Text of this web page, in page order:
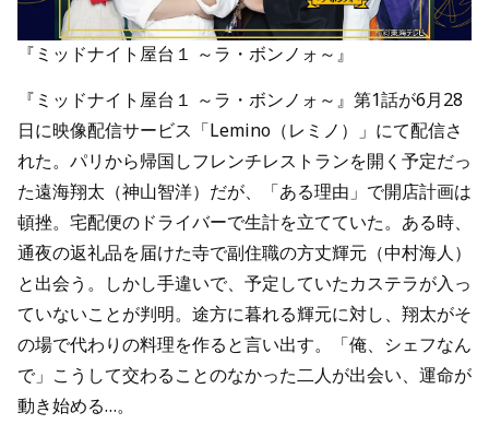
『ミッドナイト屋台１ ～ラ・ボンノォ～』
『ミッドナイト屋台１ ～ラ・ボンノォ～』第1話が6月28
日に映像配信サービス「Lemino（レミノ）」にて配信さ
れた。パリから帰国しフレンチレストランを開く予定だっ
た遠海翔太（神山智洋）だが、「ある理由」で開店計画は
頓挫。宅配便のドライバーで生計を立てていた。ある時、
通夜の返礼品を届けた寺で副住職の方丈輝元（中村海人）
と出会う。しかし手違いで、予定していたカステラが入っ
ていないことが判明。途方に暮れる輝元に対し、翔太がそ
の場で代わりの料理を作ると言い出す。「俺、シェフなん
で」こうして交わることのなかった二人が出会い、運命が
動き始める…。